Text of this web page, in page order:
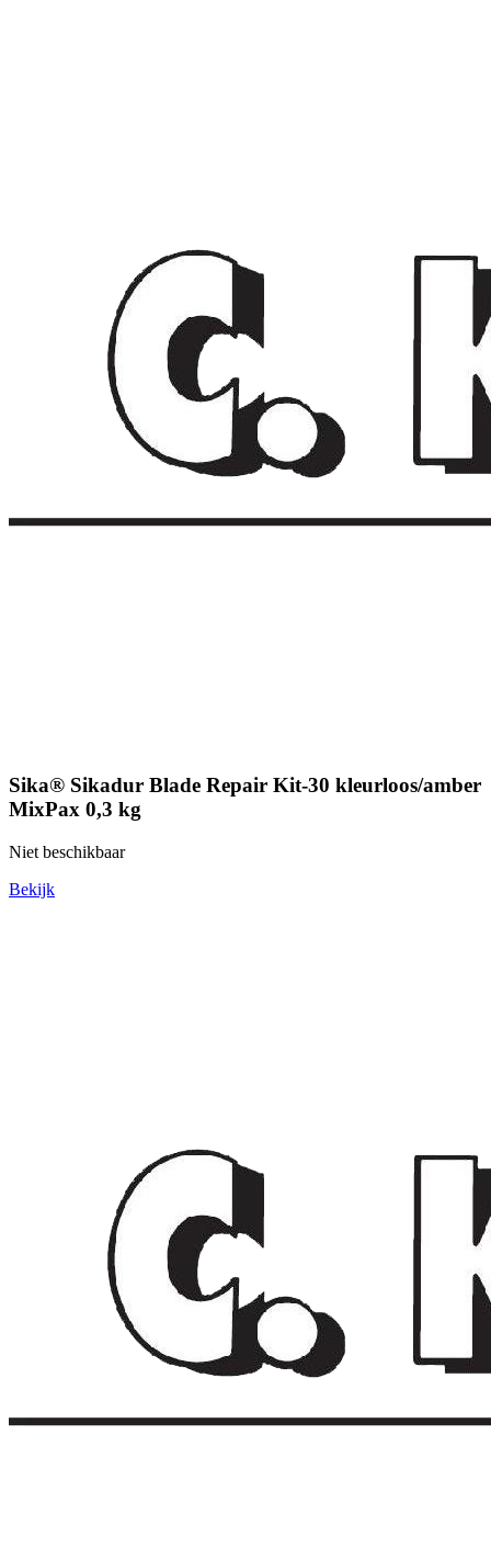
Sika® Sikadur Blade Repair Kit-30 kleurloos/amber
MixPax 0,3 kg
Niet beschikbaar
Bekijk